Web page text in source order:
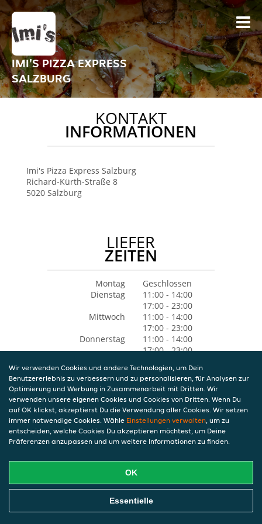
IMI'S PIZZA EXPRESS
SALZBURG
KONTAKT
INFORMATIONEN
Imi's Pizza Express Salzburg
Richard-Kürth-Straße 8
5020 Salzburg
LIEFER
ZEITEN
Montag
Geschlossen
Dienstag
11:00 - 14:00
17:00 - 23:00
Mittwoch
11:00 - 14:00
17:00 - 23:00
Donnerstag
11:00 - 14:00
17:00 - 23:00
17:00 - 23:00
Samstag
11:00 - 14:00
17:00 - 23:00
Sonntag
11:00 - 22:00
Wir verwenden Cookies und andere Technologien, um Dein
Benutzererlebnis zu verbessern und zu personalisieren, für Analysen zur
Optimierung und Werbung in Zusammenarbeit mit Dritten. Wir
verwenden unsere eigenen Cookies und Cookies von Dritten. Wenn Du
auf OK klickst, akzeptierst Du die Verwendung aller Cookies. Wir setzen
immer notwendige Cookies. Wähle Einstellungen verwalten, um zu
entscheiden, welche Cookies Du akzeptieren möchtest, um Deine
Präferenzen anzupassen und um weitere Informationen zu finden.
OK
Essentielle